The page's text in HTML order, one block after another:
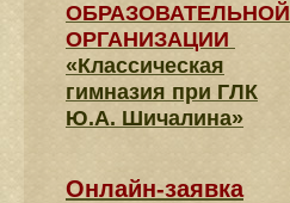
ОБРАЗОВАТЕЛЬНОЙ
ОРГАНИЗАЦИИ
«Классическая
гимназия при ГЛК
Ю.А. Шичалина»
Онлайн-заявка